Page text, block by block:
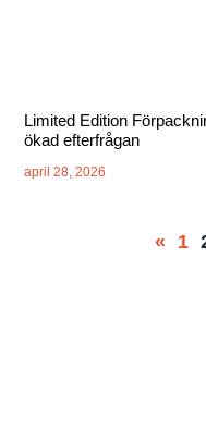
Limited Edition
ökad efterfrågan
april 28, 2026
« 1